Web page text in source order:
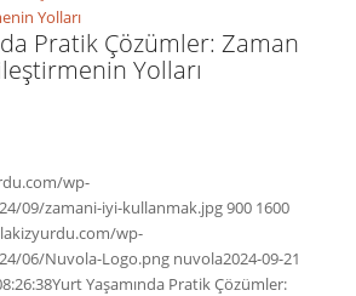
Pratik Çözümler: Zaman
Yolları
wp-
09/zamani-iyi-kullanmak.jpg900 1600
wp-
06/Nuvola-Logo.png nuvola2024-09-21
Yurt Yaşamında Pratik Çözümler: